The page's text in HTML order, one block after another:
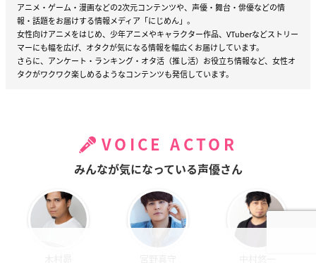
アニメ・ゲーム・漫画などの2次元コンテンツや、声優・舞台・俳優などの情
報・話題をお届けする情報メディア「にじめん」。
女性向けアニメをはじめ、少年アニメやキャラクター作品、VTuberなどストリー
マーにも幅を広げ、オタクが気になる情報を幅広くお届けしています。
さらに、アンケート・ランキング・オタ活（推し活）お役立ち情報など、女性オ
タクがワクワク楽しめるようなコンテンツも発信しています。
VOICE ACTOR
みんなが気になっている声優さん